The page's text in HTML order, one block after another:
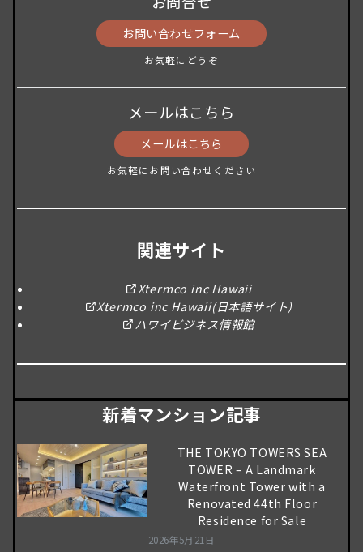
お問い合わせフォーム
お気軽にどうぞ
メールはこちら
メールはこちら
お気軽にお問い合わせください
関連サイト
Xtermco inc Hawaii
Xtermco inc Hawaii(日本語サイト)
ハワイビジネス情報館
新着マンション記事
THE TOKYO TOWERS SEA
TOWER – A Landmark
Waterfront Tower with a
Renovated 44th Floor
Residence for Sale
2026年5月21日